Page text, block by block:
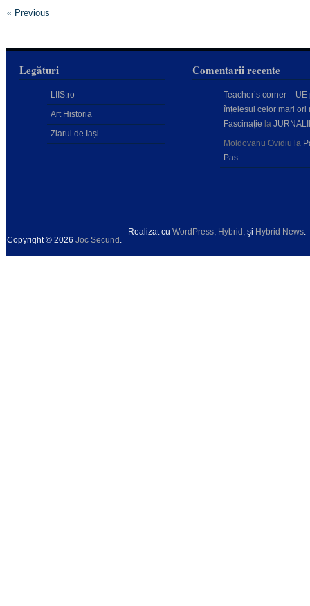
« Previous
Legături
LIIS.ro
Art Historia
Ziarul de Iași
Comentarii recente
Teacher’s corner – UE
înțelesul celor mari ori
Fascinație la
Moldovanu Ovidiu la
Pas
Copyright © 2026 Joc Secund .
Realizat cu WordPress, Hybrid , şi Hybrid News.